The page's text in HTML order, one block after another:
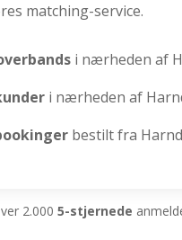
matching-service.
i nærheden af
i nærheden af
bestilt fra
2.000 5-stjernede